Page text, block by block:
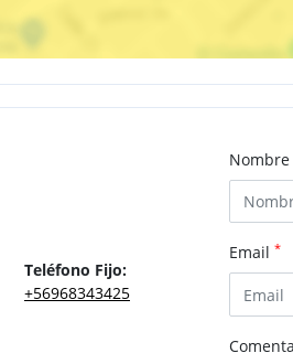
Teléfono Fijo:
+56968343425
Nombre
Email *